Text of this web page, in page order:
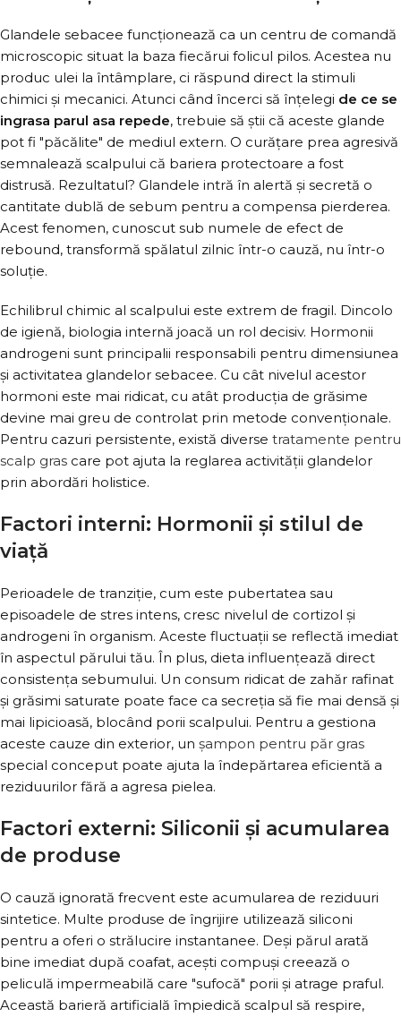
Glandele sebacee funcționează ca un centru de comandă
microscopic situat la baza fiecărui folicul pilos. Acestea nu
produc ulei la întâmplare, ci răspund direct la stimuli
chimici și mecanici. Atunci când încerci să înțelegi de ce se
ingrasa parul asa repede, trebuie să știi că aceste glande
pot fi "păcălite" de mediul extern. O curățare prea agresivă
semnalează scalpului că bariera protectoare a fost
distrusă. Rezultatul? Glandele intră în alertă și secretă o
cantitate dublă de sebum pentru a compensa pierderea.
Acest fenomen, cunoscut sub numele de efect de
rebound, transformă spălatul zilnic într-o cauză, nu într-o
soluție.
Echilibrul chimic al scalpului este extrem de fragil. Dincolo
de igienă, biologia internă joacă un rol decisiv. Hormonii
androgeni sunt principalii responsabili pentru dimensiunea
și activitatea glandelor sebacee. Cu cât nivelul acestor
hormoni este mai ridicat, cu atât producția de grăsime
devine mai greu de controlat prin metode convenționale.
Pentru cazuri persistente, există diverse tratamente pentru
scalp gras care pot ajuta la reglarea activității glandelor
prin abordări holistice.
Factori interni: Hormonii și stilul de
viață
Perioadele de tranziție, cum este pubertatea sau
episoadele de stres intens, cresc nivelul de cortizol și
androgeni în organism. Aceste fluctuații se reflectă imediat
în aspectul părului tău. În plus, dieta influențează direct
consistența sebumului. Un consum ridicat de zahăr rafinat
și grăsimi saturate poate face ca secreția să fie mai densă și
mai lipicioasă, blocând porii scalpului. Pentru a gestiona
aceste cauze din exterior, un șampon pentru păr gras
special conceput poate ajuta la îndepărtarea eficientă a
reziduurilor fără a agresa pielea.
Factori externi: Siliconii și acumularea
de produse
O cauză ignorată frecvent este acumularea de reziduuri
sintetice. Multe produse de îngrijire utilizează siliconi
pentru a oferi o strălucire instantanee. Deși părul arată
bine imediat după coafat, acești compuși creează o
peliculă impermeabilă care "sufocă" porii și atrage praful.
Această barieră artificială împiedică scalpul să respire,